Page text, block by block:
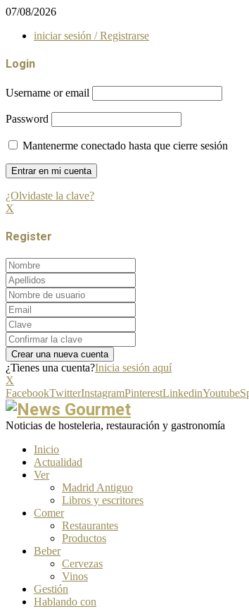
07/08/2026
iniciar sesión / Registrarse
Login
Username or email
Password
Mantenerme conectado hasta que cierre sesión
¿Olvidaste la clave?
X
Register
¿Tienes una cuenta?Inicia sesión aquí
X
FacebookTwitterInstagramPinterestLinkedinYoutube
Noticias de hosteleria, restauración y gastronomía
Inicio
Actualidad
Ver
Madrid Antiguo
Libros y escritores
Comer
Restaurantes
Productos
Beber
Cervezas
Vinos
Gestión
Hablando con